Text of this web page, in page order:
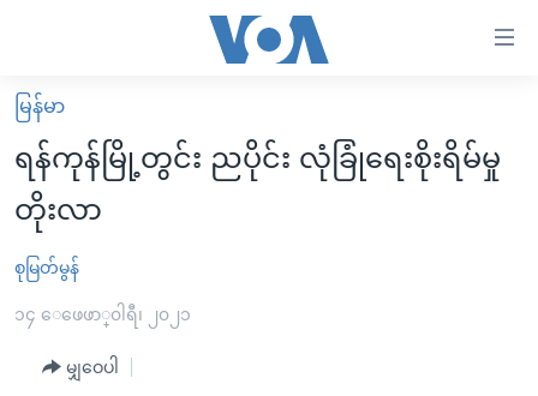
လွယ်ကူ
စေ
သည့်
Link
များ
ပင်မ
မူလစာမျက်နှာ
မြန်မာ
ကမ္ဘာ့သတင်းများ
နိုင်ငံတကာ
အစ္စရေး-ပါလက်စတိုင်း
ဗွီဒီယို
သတင်းလွတ်လပ်ခွင့်
အင်္ဂလိပ်စာလေ့လာမယ်
မြန်မာ
ရန်ကုန်မြို့တွင်း ညပိုင်း လုံခြုံရေးစိုးရိမ်မှု
တိုးလာ
စုမြတ်မွန်
၁၄ ေဖေဖာ္၀ါရီ၊ ၂၀၂၁
မျှဝေပါ